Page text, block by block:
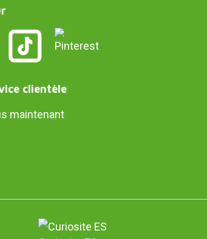
clientèle
maintenant